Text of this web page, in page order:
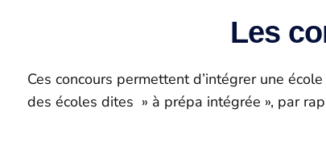
Les
Ces concours permettent d’intégrer une
des écoles dites » à prépa intégrée », par